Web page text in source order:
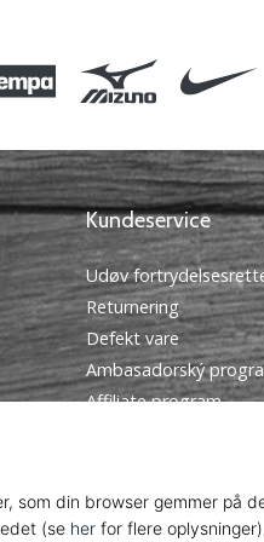
Kundeservice
Udøv
Returnering
Defekt vare
Ambasadorský
Affiliate program
Kontakt
Ofte stillede